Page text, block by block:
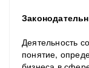
Деятельность
понятие,